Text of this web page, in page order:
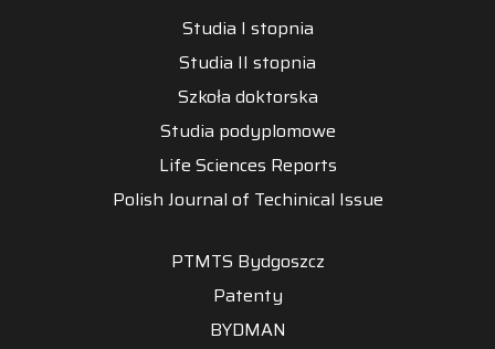
Studia I stopnia
Studia II stopnia
Szkoła doktorska
Studia podyplomowe
Life Sciences Reports
Polish Journal of Techinical Issue
PTMTS Bydgoszcz
Patenty
BYDMAN